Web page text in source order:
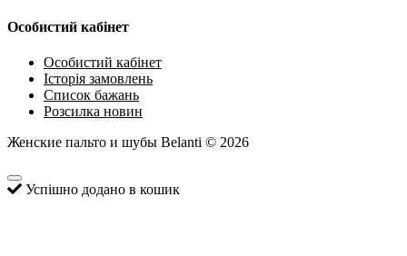
Особистий кабінет
Особистий кабінет
Історія замовлень
Список бажань
Розсилка новин
Женские пальто и шубы Belanti © 2026
Успішно додано в кошик